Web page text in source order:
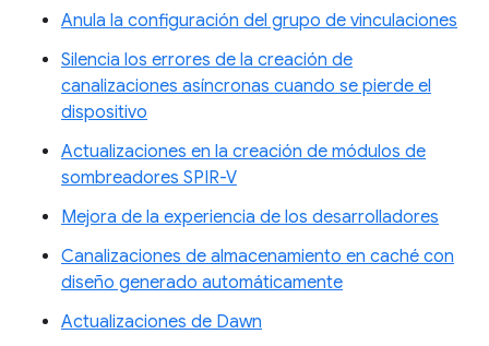
Anula la configuración del grupo de vinculaciones
Silencia los errores de la creación de
canalizaciones asíncronas cuando se pierde el
dispositivo
Actualizaciones en la creación de módulos de
sombreadores SPIR-V
Mejora de la experiencia de los desarrolladores
Canalizaciones de almacenamiento en caché con
diseño generado automáticamente
Actualizaciones de Dawn